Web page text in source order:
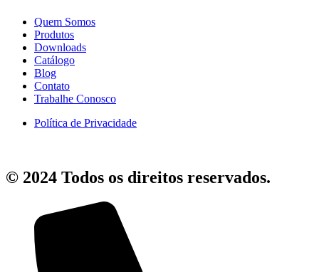
Quem Somos
Produtos
Downloads
Catálogo
Blog
Contato
Trabalhe Conosco
Política de Privacidade
© 2024 Todos os direitos reservados.